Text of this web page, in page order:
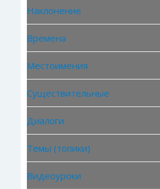
Наклонение
Времена
Местоимения
Существительные
Диалоги
Темы (топики)
Видеоуроки